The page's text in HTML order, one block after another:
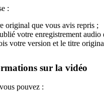
:
original que vous avis repris ;
votre enregistrement
votre version et le titre
sur la vidéo
pouvez :